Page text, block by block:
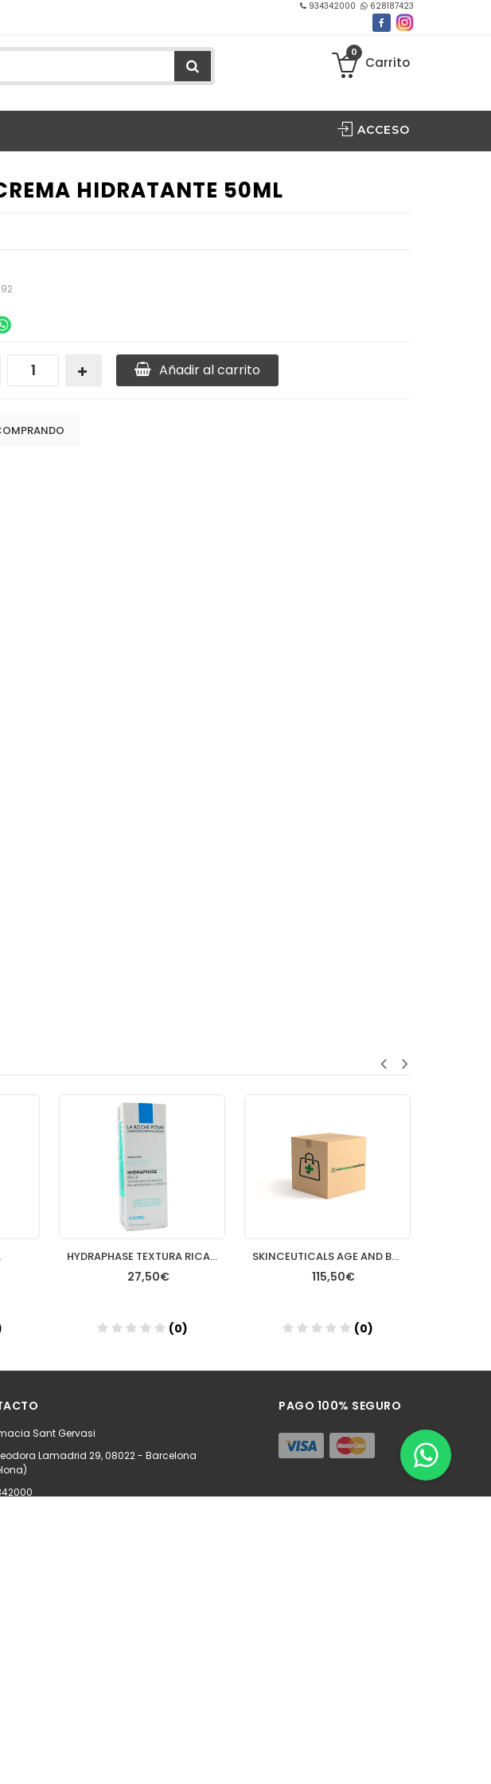
934342000 628187423
0
Carrito
ACCESO
HIDRATANTE 50ML
Añadir al carrito
HYDRAPHASE TEXTURA RICA 50 ML
27,50€
(0)
SKINCEUTICALS AGE AND BLEMISH DEFENSE 30ML CUENTAG
115,50€
(0)
Sant Gervasi
Lamadrid 29, 08022 - Barcelona
PAGO 100% SEGURO